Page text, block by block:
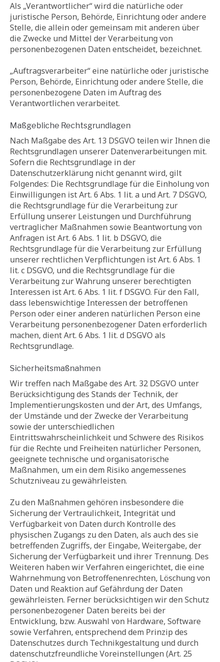
Als „Verantwortlicher“ wird die natürliche oder
juristische Person, Behörde, Einrichtung oder andere
Stelle, die allein oder gemeinsam mit anderen über
die Zwecke und Mittel der Verarbeitung von
personenbezogenen Daten entscheidet, bezeichnet.
„Auftragsverarbeiter“ eine natürliche oder juristische
Person, Behörde, Einrichtung oder andere Stelle, die
personenbezogene Daten im Auftrag des
Verantwortlichen verarbeitet.
Maßgebliche Rechtsgrundlagen
Nach Maßgabe des Art. 13 DSGVO teilen wir Ihnen die
Rechtsgrundlagen unserer Datenverarbeitungen mit.
Sofern die Rechtsgrundlage in der
Datenschutzerklärung nicht genannt wird, gilt
Folgendes: Die Rechtsgrundlage für die Einholung von
Einwilligungen ist Art. 6 Abs. 1 lit. a und Art. 7 DSGVO,
die Rechtsgrundlage für die Verarbeitung zur
Erfüllung unserer Leistungen und Durchführung
vertraglicher Maßnahmen sowie Beantwortung von
Anfragen ist Art. 6 Abs. 1 lit. b DSGVO, die
Rechtsgrundlage für die Verarbeitung zur Erfüllung
unserer rechtlichen Verpflichtungen ist Art. 6 Abs. 1
lit. c DSGVO, und die Rechtsgrundlage für die
Verarbeitung zur Wahrung unserer berechtigten
Interessen ist Art. 6 Abs. 1 lit. f DSGVO. Für den Fall,
dass lebenswichtige Interessen der betroffenen
Person oder einer anderen natürlichen Person eine
Verarbeitung personenbezogener Daten erforderlich
machen, dient Art. 6 Abs. 1 lit. d DSGVO als
Rechtsgrundlage.
Sicherheitsmaßnahmen
Wir treffen nach Maßgabe des Art. 32 DSGVO unter
Berücksichtigung des Stands der Technik, der
Implementierungskosten und der Art, des Umfangs,
der Umstände und der Zwecke der Verarbeitung
sowie der unterschiedlichen
Eintrittswahrscheinlichkeit und Schwere des Risikos
für die Rechte und Freiheiten natürlicher Personen,
geeignete technische und organisatorische
Maßnahmen, um ein dem Risiko angemessenes
Schutzniveau zu gewährleisten.
Zu den Maßnahmen gehören insbesondere die
Sicherung der Vertraulichkeit, Integrität und
Verfügbarkeit von Daten durch Kontrolle des
physischen Zugangs zu den Daten, als auch des sie
betreffenden Zugriffs, der Eingabe, Weitergabe, der
Sicherung der Verfügbarkeit und ihrer Trennung. Des
Weiteren haben wir Verfahren eingerichtet, die eine
Wahrnehmung von Betroffenenrechten, Löschung von
Daten und Reaktion auf Gefährdung der Daten
gewährleisten. Ferner berücksichtigen wir den Schutz
personenbezogener Daten bereits bei der
Entwicklung, bzw. Auswahl von Hardware, Software
sowie Verfahren, entsprechend dem Prinzip des
Datenschutzes durch Technikgestaltung und durch
datenschutzfreundliche Voreinstellungen (Art. 25